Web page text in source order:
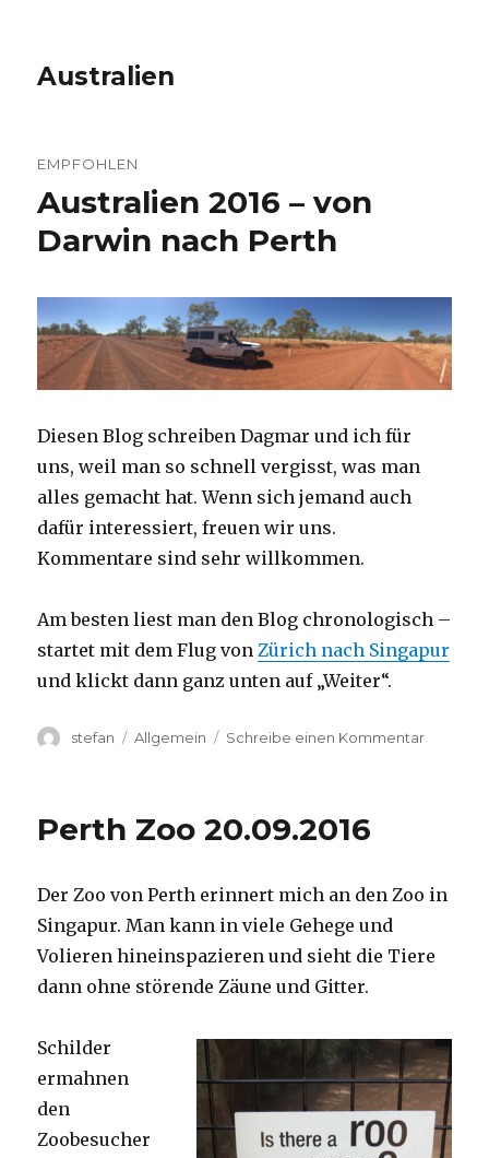
Australien
EMPFOHLEN
Australien 2016 – von
Darwin nach Perth
Diesen Blog schreiben Dagmar und ich für
uns, weil man so schnell vergisst, was man
alles gemacht hat. Wenn sich jemand auch
dafür interessiert, freuen wir uns.
Kommentare sind sehr willkommen.
Am besten liest man den Blog chronologisch –
startet mit dem Flug vonZürich nach Singapur
und klickt dann ganz unten auf „Weiter“.
Autor
stefan Kategorien
Allgemein Schreibe einen Kommentarzu
Perth
Perth Zoo 20.09.2016
Der Zoo von Perth erinnert mich an den Zoo in
Singapur. Man kann in viele Gehege und
Volieren hineinspazieren und sieht die Tiere
dann ohne störende Zäune und Gitter.
Schilder
ermahnen
den
Zoobesucher